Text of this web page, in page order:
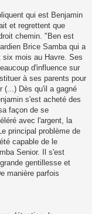
qui est Benjamin
et regrettent que
chemin. "Ben est
Brice Samba qui a
six mois au Havre. Ses
d'influence sur
à ses parents pour
(...) Dès qu'il a gagné
s'est acheté des
façon de se
avec l'argent, la
principal problème de
capable de le
Senior. Il s'est
gentillesse et
manière parfois